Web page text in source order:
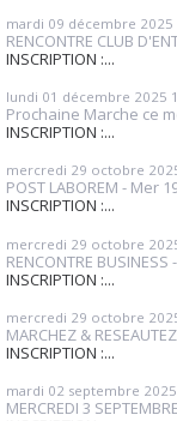
mardi 09 décembre 2025
RENCONTRE CLUB
INSCRIPTION :...
lundi 01 décembre 2025
Prochaine Marche ce
INSCRIPTION :...
mercredi 29 octobre
POST LABOREM - Mer
INSCRIPTION :...
mercredi 29 octobre
RENCONTRE
INSCRIPTION :...
mercredi 29 octobre
MARCHEZ &
INSCRIPTION :...
mardi 02 septembre 2025
MERCREDI 3